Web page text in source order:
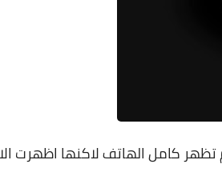
كامل الهاتف لاكنها اظهرت